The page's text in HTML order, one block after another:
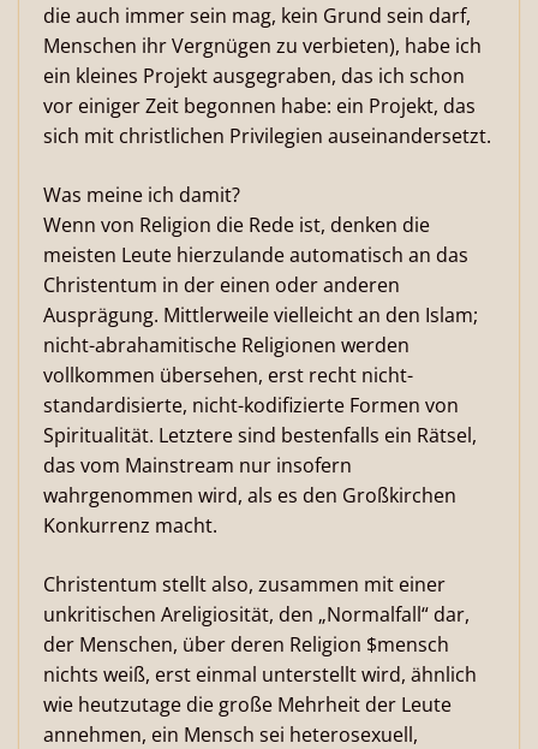
die auch immer sein mag, kein Grund sein darf,
Menschen ihr Vergnügen zu verbieten), habe ich
ein kleines Projekt ausgegraben, das ich schon
vor einiger Zeit begonnen habe: ein Projekt, das
sich mit christlichen Privilegien auseinandersetzt.
Was meine ich damit?
Wenn von Religion die Rede ist, denken die
meisten Leute hierzulande automatisch an das
Christentum in der einen oder anderen
Ausprägung. Mittlerweile vielleicht an den Islam;
nicht-abrahamitische Religionen werden
vollkommen übersehen, erst recht nicht-
standardisierte, nicht-kodifizierte Formen von
Spiritualität. Letztere sind bestenfalls ein Rätsel,
das vom Mainstream nur insofern
wahrgenommen wird, als es den Großkirchen
Konkurrenz macht.
Christentum stellt also, zusammen mit einer
unkritischen Areligiosität, den „Normalfall“ dar,
der Menschen, über deren Religion $mensch
nichts weiß, erst einmal unterstellt wird, ähnlich
wie heutzutage die große Mehrheit der Leute
annehmen, ein Mensch sei heterosexuell,